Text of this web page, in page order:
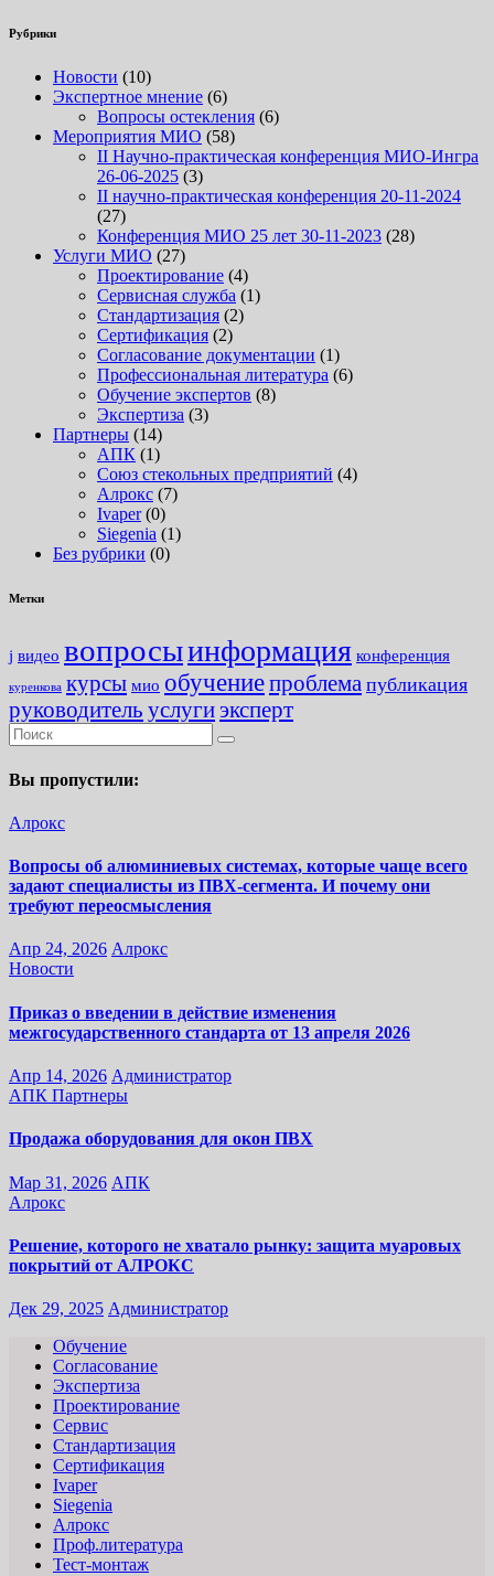
Рубрики
Новости (10)
Экспертное мнение (6)
Вопросы остекления (6)
Мероприятия МИО (58)
II Научно-практическая конференция МИО-Ингра
26-06-2025 (3)
II научно-практическая конференция 20-11-2024
(27)
Конференция МИО 25 лет 30-11-2023 (28)
Услуги МИО (27)
Проектирование (4)
Сервисная служба (1)
Стандартизация (2)
Сертификация (2)
Согласование документации (1)
Профессиональная литература (6)
Обучение экспертов (8)
Экспертиза (3)
Партнеры (14)
АПК (1)
Союз стекольных предприятий (4)
Алрокс (7)
Ivaper(0)
Siegenia (1)
Без рубрики (0)
Метки
j видео вопросыинформация конференция
куренкова курсы мио обучениепроблема публикация
руководитель услуги эксперт
Вы пропустили:
Алрокс
Вопросы об алюминиевых системах, которые чаще всего
задают специалисты из ПВХ-сегмента. И почему они
требуют переосмысления
Апр 24, 2026 Алрокс
Новости
Приказ о введении в действие изменения
межгосударственного стандарта от 13 апреля 2026
Апр 14, 2026 Администратор
АПК Партнеры
Продажа оборудования для окон ПВХ
Мар 31, 2026 АПК
Алрокс
Решение, которого не хватало рынку: защита муаровых
покрытий от АЛРОКС
Дек 29, 2025 Администратор
Обучение
Согласование
Экспертиза
Проектирование
Сервис
Стандартизация
Сертификация
Ivaper
Siegenia
Алрокс
Проф.литература
Тест-монтаж